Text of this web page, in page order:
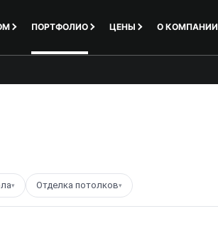
ПОРТФОЛИО ЦЕНЫ О КОМПАНИИ
▾ Отделка потолков▾